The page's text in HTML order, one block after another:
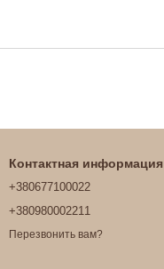
Контактная информация
+380677100022
+380980002211
Перезвонить вам?